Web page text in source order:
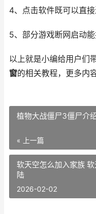
4、点击软件既可以直接
5、部分游戏断网启动能
以上就是小编给用户们
窗的相关教程，更多内
植物大战僵尸3僵尸介
« 上一篇
软天空怎么加入家族
陆
2026-02-02